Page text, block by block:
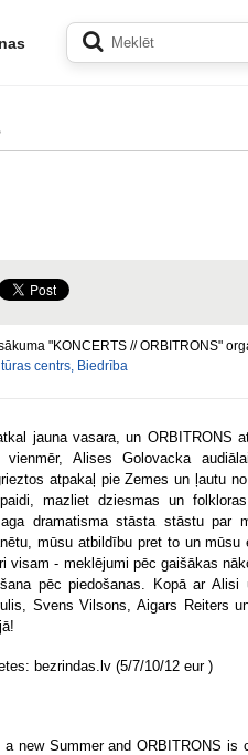
"KONCERTS // ORBITRONS"
centrs, Biedrība
jauna vasara, un ORBITRONS
vienmēr, Alises Golovacka
atpakaļ pie Zemes un ļautu
mazliet dziesmas un
dramatisma stāsta stāstu par
mūsu atbildību pret to un
visam - meklējumi pēc gaišākas
pēc piedošanas. Kopā ar
Svens Vilsons, Aigars Reiters
bezrindas.lv (5/7/10/12 eur )
a new Summer and ORBITRONS